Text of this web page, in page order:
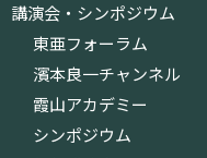
講演会・シンポジウム
東亜フォーラム
濱本良一チャンネル
霞山アカデミー
シンポジウム